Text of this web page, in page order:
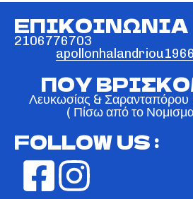
ΕΠΙΚΟΙΝΩΝΙΑ
2106776703
ΠΟΥ
Λευκωσίας &
( Πίσω από το
FOLLOW US :